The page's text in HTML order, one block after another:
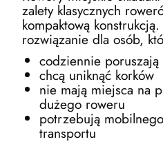
zalety klasycznych
kompaktową
rozwiązanie dla osób,
codziennie
chcą uniknąć korków
nie mają miejsca na
dużego roweru
potrzebują
transportu